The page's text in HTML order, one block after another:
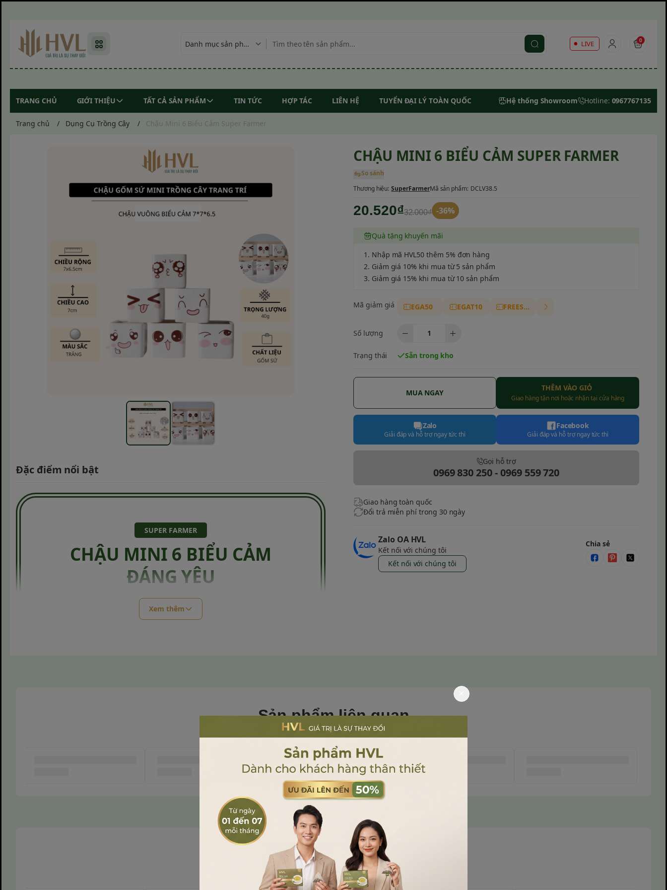
LIVE 0
TRANG CHỦ GIỚI THIỆU TẤT CẢ SẢN PHẨM TIN TỨC HỢP TÁC LIÊN HỆ TUYỂN ĐẠI LÝ TOÀN QUỐC Hệ thống Showroom Hotline: 0967767135
Trang chủ / Dụng Cụ Trồng Cây / Chậu Mini 6 Biểu Cảm Super Farmer
CHẬU MINI 6 BIỂU CẢM SUPER FARMER
So sánh
Thương hiệu: SuperFarmerMã sản phẩm: DCLV38.5
20.520₫32.000₫ -36%
Quà tặng khuyến mãi
1. Nhập mã HVL50 thêm 5% đơn hàng
2. Giảm giá 10% khi mua từ 5 sản phẩm
3. Giảm giá 15% khi mua từ 10 sản phẩm
Mã giảm giá EGA50 EGAT10 FREESHIP
Số lượng
Trạng thái Sẵn trong kho
MUA NGAY
THÊM VÀO GIỎ
Giao hàng tận nơi hoặc nhận tại cửa hàng
Zalo
Giải đáp và hỗ trợ ngay tức thì
Facebook
Giải đáp và hỗ trợ ngay tức thì
Gọi hỗ trợ
0969 830 250 - 0969 559 720
Giao hàng toàn quốc
Đổi trả miễn phí trong 30 ngày
Zalo OA HVL
Kết nối với chúng tôi
Kết nối với chúng tôi
Chia sẻ
Đặc điểm nổi bật
SUPER FARMER
CHẬU MINI 6 BIỂU CẢM
ĐÁNG YÊU
Mang lại niềm vui và sự tươi mới cho không gian làm việc của bạn
Giải Mã Sức Hút Của
Chậu Mini Biểu Cảm
Trong thế giới văn phòng bận rộn, việc duy trì cảm xúc tích cực là yếu tố
chậu mini 6 biểu cảmtừ thương
không chỉ đơn thuần là vật dụng trồng cây. Nó là một
tác phẩm nghệ thuật gốm sứ kết hợp với ngôn ngữ tâm lý học hiện đại.
💎 CAM KẾT CHÍNH
Xem thêm
Sản phẩm liên quan
Sản phẩm cùng phân khúc